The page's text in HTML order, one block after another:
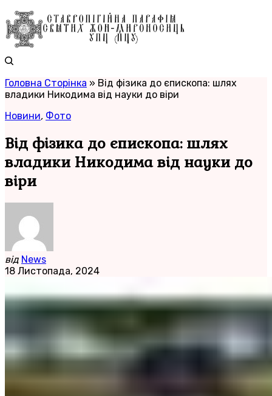
Головна Сторінка » Від фізика до єпископа: шлях
владики Никодима від науки до віри
Новини, Фото
Від фізика до єпископа: шлях
владики Никодима від науки до
віри
від News
18 Листопада, 2024